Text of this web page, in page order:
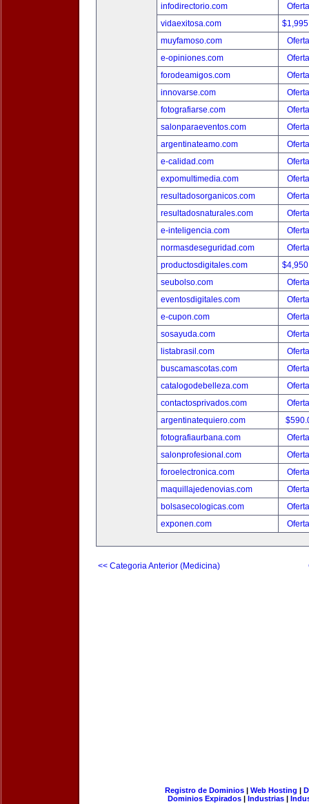
infodirectorio.com
vidaexitosa.com
muyfamoso.com
e-opiniones.com
forodeamigos.com
innovarse.com
fotografiarse.com
salonparaeventos.com
argentinateamo.com
e-calidad.com
expomultimedia.com
resultadosorganicos.com
resultadosnaturales.com
e-inteligencia.com
normasdeseguridad.com
productosdigitales.com
seubolso.com
eventosdigitales.com
e-cupon.com
sosayuda.com
listabrasil.com
buscamascotas.com
catalogodebelleza.com
contactosprivados.com
argentinatequiero.com
fotografiaurbana.com
salonprofesional.com
foroelectronica.com
maquillajedenovias.com
bolsasecologicas.com
exponen.com
<< Categoria Anterior (Medicina)
Registro de Dominios| Web Hosting |
Dominios Expirados | Industrias |